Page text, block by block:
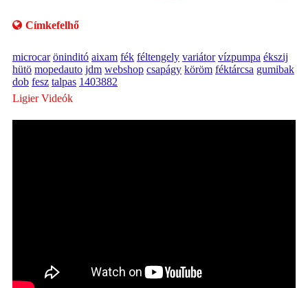
Címkefelhő
microcar öninditó aixam fék féltengely variátor vízpumpa ékszij
hütö mopedauto jdm webshop csapágy köröm féktárcsa gumibak
dob fesz talpas 1403882
Ligier Videók